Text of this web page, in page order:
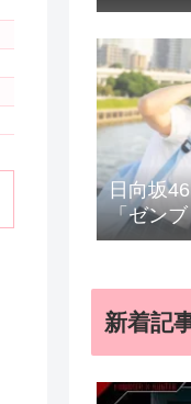
日向坂
「ゼン
で配信
新着記